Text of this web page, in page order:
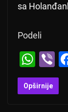
sa
Podeli
W
h
at
Vi
b
er
Opširnije